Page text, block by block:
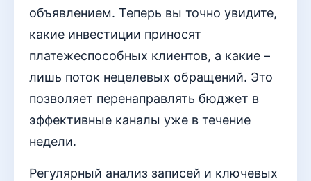
объявлением. Теперь вы точно увидите,
какие инвестиции приносят
платежеспособных клиентов, а какие –
лишь поток нецелевых обращений. Это
позволяет перенаправлять бюджет в
эффективные каналы уже в течение
недели.
Регулярный анализ записей и ключевых